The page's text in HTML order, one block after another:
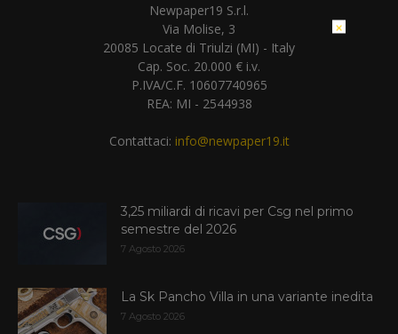
Newpaper19 S.r.l.
Via Molise, 3
20085 Locate di Triulzi (MI) - Italy
Cap. Soc. 20.000 € i.v.
P.IVA/C.F. 10607740965
REA: MI - 2544938
Contattaci: info@newpaper19.it
3,25 miliardi di ricavi per Csg nel primo
semestre del 2026
7 Agosto 2026
La Sk Pancho Villa in una variante inedita
7 Agosto 2026
×